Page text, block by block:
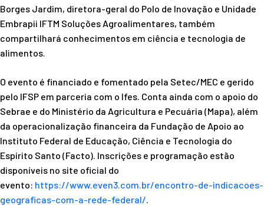
Borges Jardim, diretora-geral do Polo de Inovação e Unidade
Embrapii IFTM Soluções Agroalimentares, também
compartilhará conhecimentos em ciência e tecnologia de
alimentos.
O evento é financiado e fomentado pela Setec/MEC e gerido
pelo IFSP em parceria com o Ifes. Conta ainda com o apoio do
Sebrae e do Ministério da Agricultura e Pecuária (Mapa), além
da operacionalização financeira da Fundação de Apoio ao
Instituto Federal de Educação, Ciência e Tecnologia do
Espírito Santo (Facto). Inscrições e programação estão
disponíveis no site oficial do
evento: https://www.even3.com.br/encontro-de-indicacoes-
geograficas-com-a-rede-federal/.